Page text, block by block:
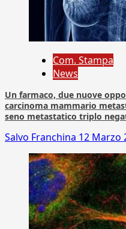
Com. Stampa
News
Un farmaco, due nuove
carcinoma mammario
seno metastatico triplo
Salvo Franchina 12 Marzo